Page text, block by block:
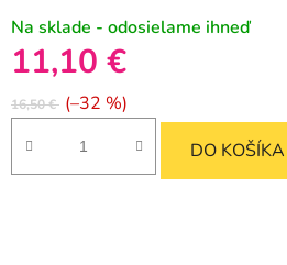
Na sklade - odosielame ihneď
11,10 €
16,50 € (–32 %)
DO KOŠÍKA